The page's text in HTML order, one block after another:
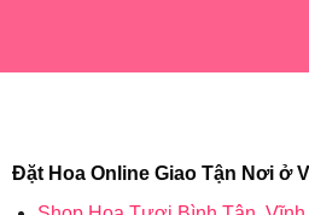
Đặt Hoa Online Giao Tận Nơi ở